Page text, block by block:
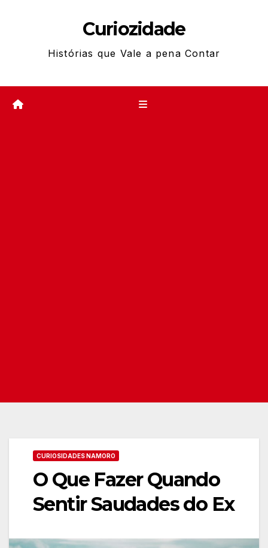
Curiozidade
Histórias que Vale a pena Contar
CURIOSIDADES NAMORO
O Que Fazer Quando
Sentir Saudades do Ex